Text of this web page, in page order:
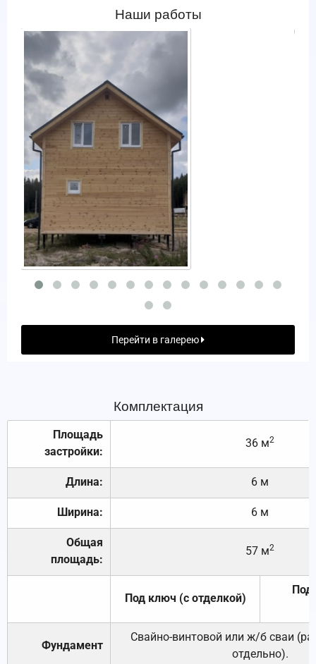
Наши работы
Перейти в галерею
Комплектация
Площадь
застройки:
36 м2
Длина: 6 м
Ширина: 6 м
Общая
площадь:
57 м2
Под ключ (с отделкой)
Под
Фундамент
Свайно-винтовой или ж/б сваи
отдельно).